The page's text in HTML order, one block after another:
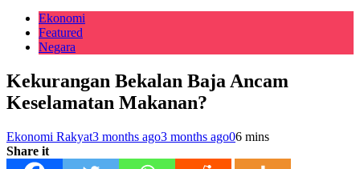
Ekonomi
Featured
Negara
Kekurangan Bekalan Baja Ancam
Keselamatan Makanan?
Ekonomi Rakyat3 months ago3 months ago06 mins
Share it